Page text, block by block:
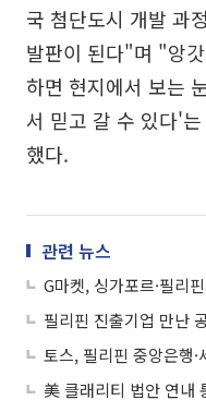
국 첨단도시 개발 과
발판이 된다"며 "앙
하면 현지에서 보는
서 믿고 갈 수 있다'
했다.
관련 뉴스
G마켓, 싱가포르·필리